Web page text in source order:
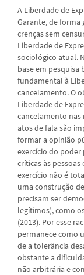
A Liberdade de
Garante, de forma
crenças sem
Liberdade de
sociológico atual.
base em pesquisa
fundamental à
cancelamento. O
Liberdade de
cancelamento nas
atos de fala são
formar a opinião
exercício do
críticas às
exercício não é
uma construção
precisam ser
legítimos), como
(2013). Por esse
permanece como
de a tolerância
obstante a
não arbitrária e